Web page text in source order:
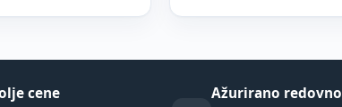
cene Ažurirano redovno